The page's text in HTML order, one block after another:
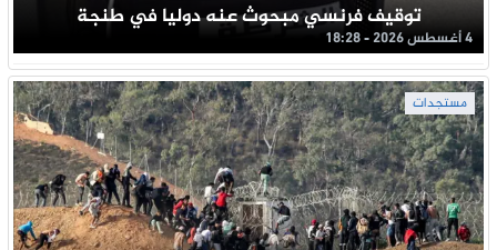
توقيف فرنسي مبحوث عنه دوليا في طنجة
4 أغسطس 2026 - 18:28
مستجدات